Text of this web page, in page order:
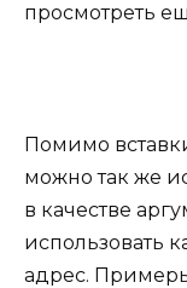
просмотреть
Помимо
можно так же
в качестве
использовать
адрес.